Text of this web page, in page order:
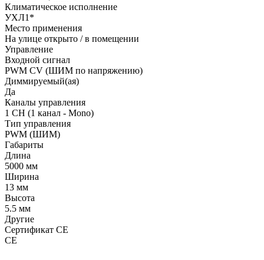
Климатическое исполнение
УХЛ1*
Место применения
На улице открыто / в помещении
Управление
Входной сигнал
PWM СV (ШИМ по напряжению)
Диммируемый(ая)
Да
Каналы управления
1 CH (1 канал - Mono)
Тип управления
PWM (ШИМ)
Габариты
Длина
5000 мм
Ширина
13 мм
Высота
5.5 мм
Другие
Сертификат CE
CE